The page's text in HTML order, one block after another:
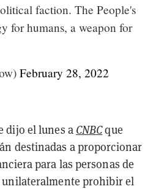
faction. The People's
for humans, a weapon for
February 28, 2022
dijo el lunes a CNBCque
destinadas a proporcionar
para las personas de
prohibir el